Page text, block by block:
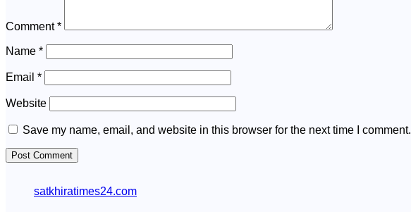
Comment*
Name *
Email *
Website
Save my name, email, and website in this browser for the next time I comment.
satkhiratimes24.com